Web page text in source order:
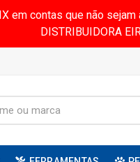
em contas que não
DISTRIBUIDORA